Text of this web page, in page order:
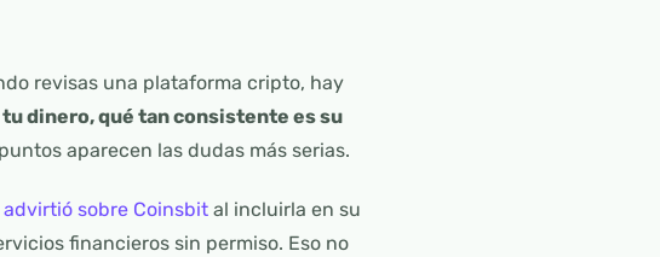
revisas una plataforma cripto, hay
dinero, qué tan consistente es su
aparecen las dudas más serias.
advirtió sobre Coinsbit al incluirla en su
financieros sin permiso. Eso no